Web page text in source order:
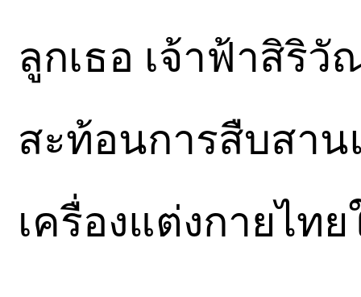
ลูกเธอ เจ้าฟ้าสิริ
สะท้อนการสืบสา
เครื่องแต่งกายไท